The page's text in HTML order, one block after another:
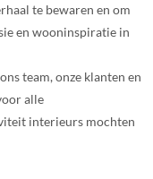
te bewaren en om
en wooninspiratie in
team, onze klanten en
alle
interieurs mochten